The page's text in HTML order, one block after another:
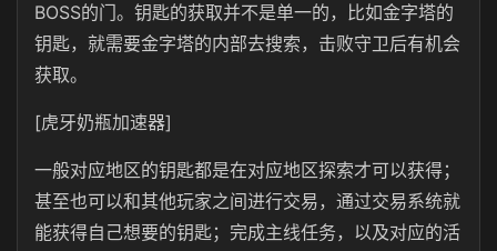
BOSS的门。钥匙的获取并不是单一的，比如金字塔的
钥匙，就需要金字塔的内部去搜索，击败守卫后有机会
获取。
[虎牙奶瓶加速器]
一般对应地区的钥匙都是在对应地区探索才可以获得；
甚至也可以和其他玩家之间进行交易，通过交易系统就
能获得自己想要的钥匙；完成主线任务，以及对应的活